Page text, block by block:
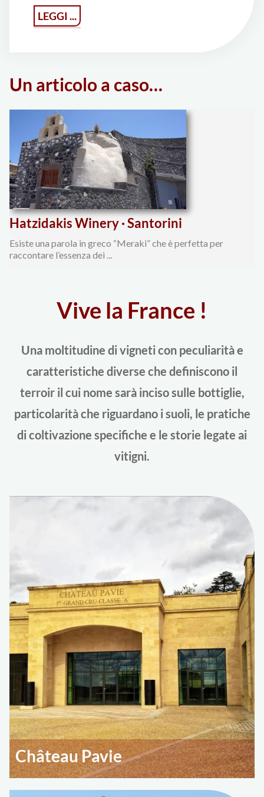
LEGGI ...
dei
2017
Parte"
Un articolo a caso…
Hatzidakis Winery · Santorini
Esiste una parola in greco “Meraki” che è perfetta per
raccontare l’essenza dei ...
Vive la France !
Una moltitudine di vigneti con peculiarità e
caratteristiche diverse che definiscono il
terroir il cui nome sarà inciso sulle bottiglie,
particolarità che riguardano i suoli, le pratiche
di coltivazione specifiche e le storie legate ai
vitigni.
Château Pavie